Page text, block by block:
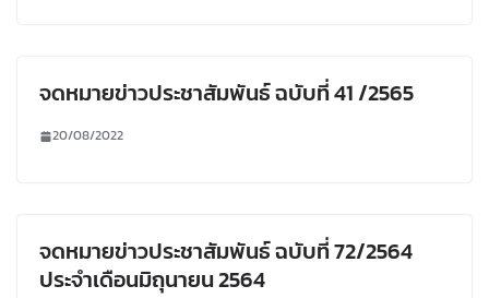
จดหมายข่าวประชาสัมพันธ์ ฉบับที่ 41 /2565
20/08/2022
จดหมายข่าวประชาสัมพันธ์ ฉบับที่ 72/2564
ประจำเดือนมิถุนายน 2564